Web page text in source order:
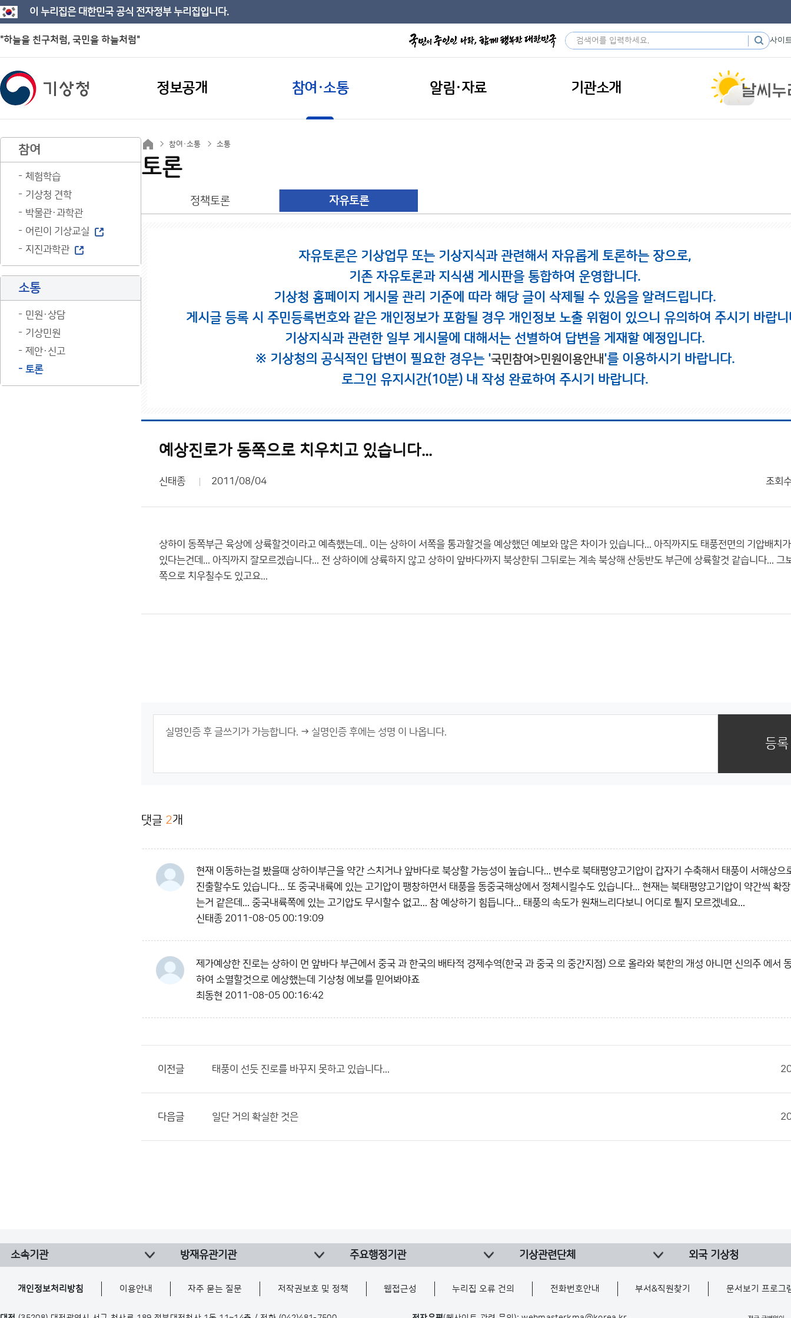
이 누리집은 대한민국 공식 전자정부 누리집입니다.
"하늘을 친구처럼, 국민을 하늘처럼" 사이
정보공개 참여·소통 알림·자료 기관소개
참여
체험학습
기상청 견학
박물관·과학관
어린이 기상교실
지진과학관
소통
민원·상담
기상민원
제안·신고
토론
참여·소통 소통
토론
정책토론 자유토론
자유토론은 기상업무 또는 기상지식과 관련해서 자유롭게 토론하는 장으로,
기존 자유토론과 지식샘 게시판을 통합하여 운영합니다.
기상청 홈페이지 게시물 관리 기준에 따라 해당 글이 삭제될 수 있음을 알려드립니다.
게시글 등록 시 주민등록번호와 같은 개인정보가 포함될 경우 개인정보 노출 위험이 있으니 유의하여 주시기 바랍니
기상지식과 관련한 일부 게시물에 대해서는 선별하여 답변을 게재할 예정입니다.
※ 기상청의 공식적인 답변이 필요한 경우는 '국민참여>민원이용안내'를 이용하시기 바랍니다.
로그인 유지시간(10분) 내 작성 완료하여 주시기 바랍니다.
예상진로가 동쪽으로 치우치고 있습니다...
신태종 2011/08/04 조회
상하이 동쪽부근 육상에 상륙할것이라고 예측했는데.. 이는 상하이 서쪽을 통과할것을 예상했던 예보와 많은 차이가 있습니다... 아직까지도 태풍전면의 기압배치
있다는건데... 아직까지 잘모르겠습니다... 전 상하이에 상륙하지 않고 상하이 앞바다까지 북상한뒤 그뒤로는 계속 북상해 산둥반도 부근에 상륙할것 같습니다... 그
쪽으로 치우칠수도 있고요...
등록
댓글 2개
현재 이동하는걸 봤을때 상하이부근을 약간 스치거나 앞바다로 북상할 가능성이 높습니다... 변수로 북태평양고기압이 갑자기 수축해서 태풍이 서해상으
진출할수도 있습니다... 또 중국내륙에 있는 고기압이 팽창하면서 태풍을 동중국해상에서 정체시킬수도 있습니다... 현재는 북태평양고기압이 약간씩 확
는거 같은데... 중국내륙쪽에 있는 고기압도 무시할수 없고... 참 예상하기 힘듭니다... 태풍의 속도가 원채느리다보니 어디로 튈지 모르겠네요...
신태종 2011-08-05 00:19:09
제가예상한 진로는 상하이 먼 앞바다 부근에서 중국 과 한국의 배타적 경제수역(한국 과 중국 의 중간지점) 으로 올라와 북한의 개성 아니면 신의주 에서
하여 소멸할것으로 에상했는데 기상청 에보를 믿어봐야죠
최동현 2011-08-05 00:16:42
이전글 태풍이 선듯 진로를 바꾸지 못하고 있습니다...
다음글 일단 거의 확실한 것은
소속기관 방재유관기관 주요행정기관 기상관련단체 외국 기상청
개인정보처리방침 이용안내 자주 묻는 질문 저작권보호 및 정책 웹접근성 누리집 오류 건의 전화번호안내 부서&직원찾기 문서보기 프로그